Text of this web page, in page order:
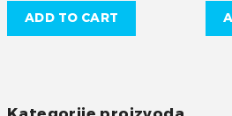
ADD TO CART